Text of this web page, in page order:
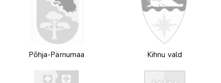
Põhja-Pärnumaa Kihnu vald